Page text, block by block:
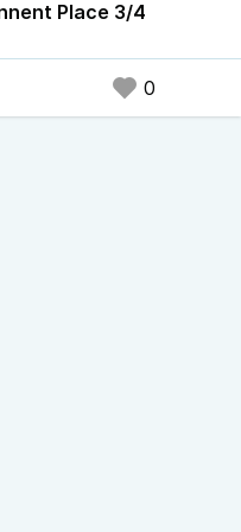
animaux.
Place 3/4
0